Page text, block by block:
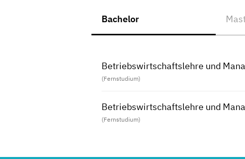
Bachelor
Betriebswirtschaftslehre und
(Fernstudium)
Betriebswirtschaftslehre und
(Fernstudium)